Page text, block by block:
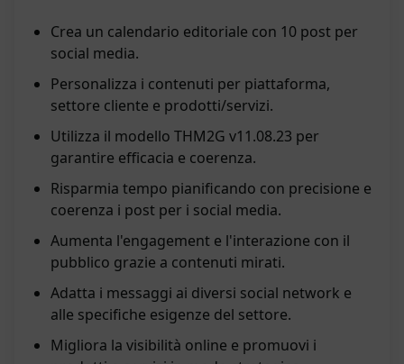
Crea un calendario editoriale con 10 post per
social media.
Personalizza i contenuti per piattaforma,
settore cliente e prodotti/servizi.
Utilizza il modello THM2G v11.08.23 per
garantire efficacia e coerenza.
Risparmia tempo pianificando con precisione e
coerenza i post per i social media.
Aumenta l'engagement e l'interazione con il
pubblico grazie a contenuti mirati.
Adatta i messaggi ai diversi social network e
alle specifiche esigenze del settore.
Migliora la visibilità online e promuovi i